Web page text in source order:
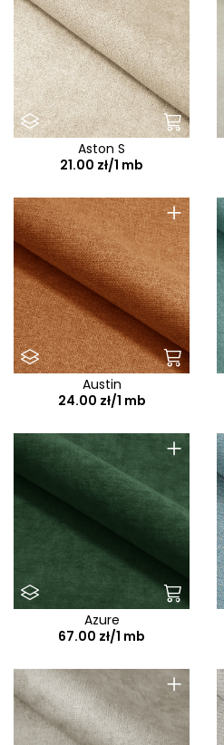
Aston S
21.00 zł/1 mb
+
Austin
24.00 zł/1 mb
+
Azure
67.00 zł/1 mb
+